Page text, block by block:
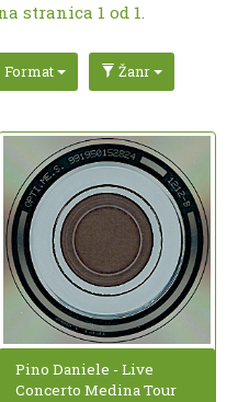
stranica 1 od 1.
Format Žanr
Pino Daniele - Live
Concerto Medina Tour